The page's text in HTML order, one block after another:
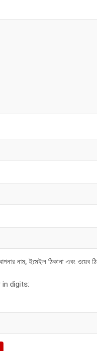
নাম, ইমেইল ঠিকানা এবং ওয়েব
in digits: